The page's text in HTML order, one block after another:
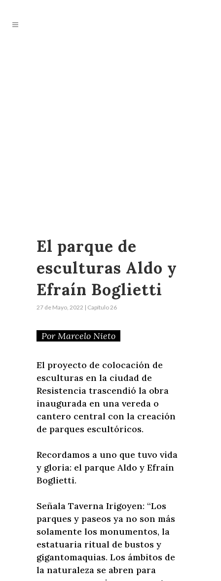
El parque de
esculturas Aldo y
Efraín Boglietti
27 de Mayo, 2022 | Capítulo 26
Por Marcelo Nieto
El proyecto de colocación de
esculturas en la ciudad de
Resistencia trascendió la obra
inaugurada en una vereda o
cantero central con la creación
de parques escultóricos.
Recordamos a uno que tuvo vida
y gloria: el parque Aldo y Efraín
Boglietti.
Señala Taverna Irigoyen: “Los
parques y paseos ya no son más
solamente los monumentos, la
estatuaria ritual de bustos y
gigantomaquias. Los ámbitos de
la naturaleza se abren para